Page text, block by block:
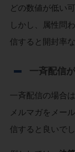
どの数値が低い
しかし、属性問
信すると開封率
一斉配信
一斉配信の場合
メルマガをメー
信すると良いでし